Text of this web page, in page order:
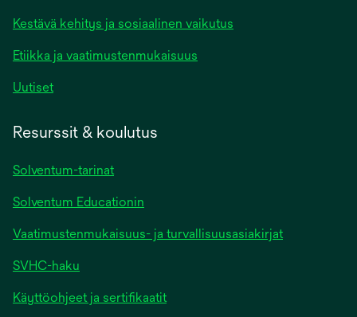
Kestävä kehitys ja sosiaalinen vaikutus
Etiikka ja vaatimustenmukaisuus
Uutiset
Resurssit & koulutus
Solventum-tarinat
Solventum Educationin
Vaatimustenmukaisuus- ja turvallisuusasiakirjat
SVHC-haku
Käyttöohjeet ja sertifikaatit